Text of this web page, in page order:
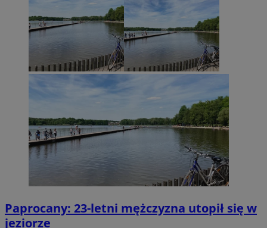
Paprocany: 23-letni mężczyzna utopił się w
jeziorze